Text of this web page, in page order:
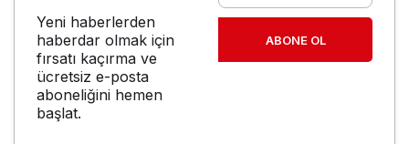
Yeni haberlerden
haberdar olmak için
fırsatı kaçırma ve
ücretsiz e-posta
aboneliğini hemen
başlat.
ABONE OL